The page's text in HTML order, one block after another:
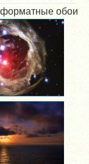
обои